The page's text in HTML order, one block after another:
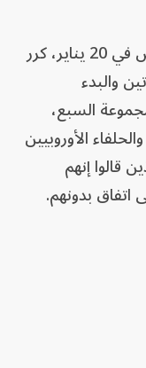
وعقب تنصيبه ودخوله البيت الأبيض في 20 يناير، كرر
والبدء
السبع،
الأوروبيين
قالوا إنهم
بدونهم.